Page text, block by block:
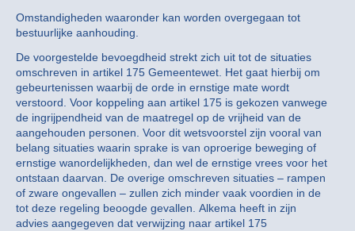
Omstandigheden waaronder kan worden overgegaan tot
bestuurlijke aanhouding.
De voorgestelde bevoegdheid strekt zich uit tot de situaties
omschreven in artikel 175 Gemeentewet. Het gaat hierbij om
gebeurtenissen waarbij de orde in ernstige mate wordt
verstoord. Voor koppeling aan artikel 175 is gekozen vanwege
de ingrijpendheid van de maatregel op de vrijheid van de
aangehouden personen. Voor dit wetsvoorstel zijn vooral van
belang situaties waarin sprake is van oproerige beweging of
ernstige wanordelijkheden, dan wel de ernstige vrees voor het
ontstaan daarvan. De overige omschreven situaties – rampen
of zware ongevallen – zullen zich minder vaak voordien in de
tot deze regeling beoogde gevallen. Alkema heeft in zijn
advies aangegeven dat verwijzing naar artikel 175